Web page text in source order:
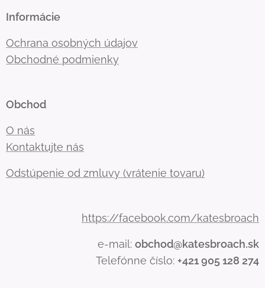
Informácie
Ochrana osobných údajov
Obchodné podmienky
Obchod
O nás
Kontaktujte nás
Odstúpenie od zmluvy (vrátenie tovaru)
https://facebook.com/katesbroach
e-mail: obchod@katesbroach.sk
Telefónne číslo: +421 905 128 274